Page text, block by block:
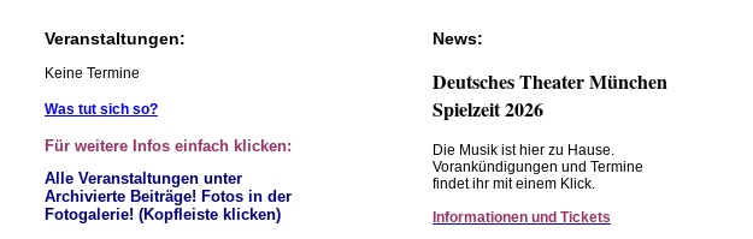
Veranstaltungen:
Keine Termine
Was tut sich so?
Für weitere Infos einfach klicken:
Alle Veranstaltungen unter
Archivierte Beiträge! Fotos in der
Fotogalerie! (Kopfleiste klicken)
News:
Deutsches Theater München
Spielzeit 2026
Die Musik ist hier zu Hause.
Vorankündigungen und Termine
findet ihr mit einem Klick.
Informationen und Tickets